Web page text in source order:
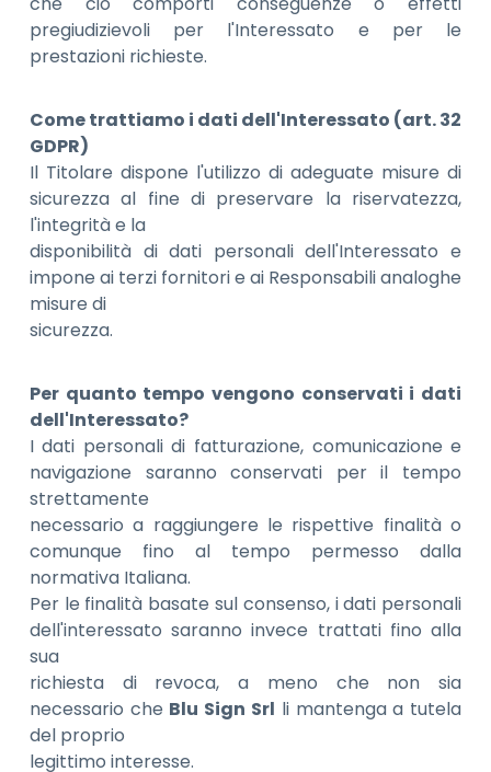
pregiudizievoli per l'Interessato e per le
prestazioni richieste.
Come trattiamo i dati dell'Interessato (art. 32
GDPR)
Il Titolare dispone l'utilizzo di adeguate misure di
sicurezza al fine di preservare la riservatezza,
l'integrità e la
disponibilità di dati personali dell'Interessato e
impone ai terzi fornitori e ai Responsabili analoghe
misure di
sicurezza.
Per quanto tempo vengono conservati i dati
dell'Interessato?
I dati personali di fatturazione, comunicazione e
navigazione saranno conservati per il tempo
strettamente
necessario a raggiungere le rispettive finalità o
comunque fino al tempo permesso dalla
normativa Italiana.
Per le finalità basate sul consenso, i dati personali
dell'interessato saranno invece trattati fino alla
sua
richiesta di revoca, a meno che non sia
necessario che Blu Sign Srl li mantenga a tutela
del proprio
legittimo interesse.